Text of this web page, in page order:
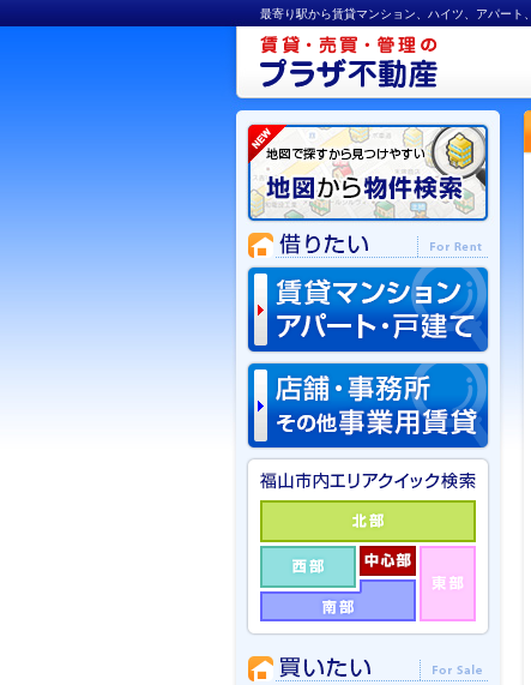
最寄り駅から賃貸マンション、ハイツ、アパート